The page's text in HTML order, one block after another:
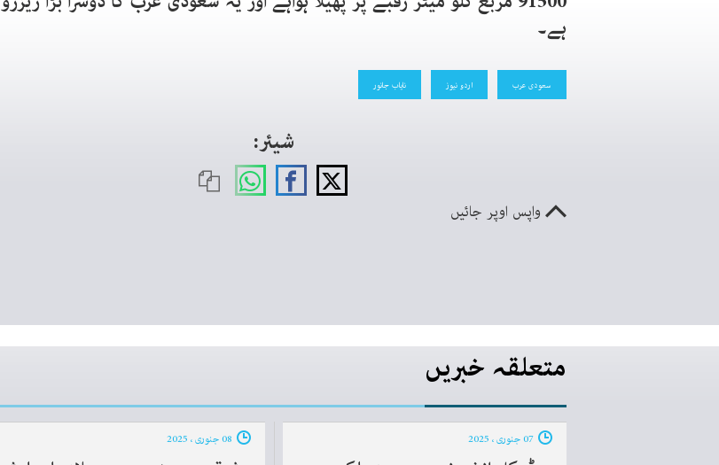
ہے۔
سعودی عرب اردو نیوز نایاب جانور
شیئر:
واپس اوپر جائیں
متعلقہ خبریں